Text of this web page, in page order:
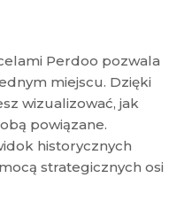
Perdoo pozwala
miejscu. Dzięki
wizualizować, jak
powiązane.
historycznych
strategicznych osi